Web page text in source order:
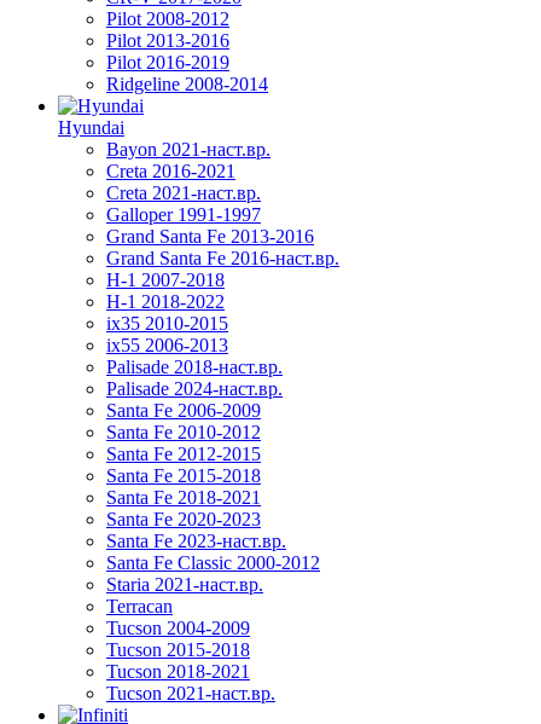
Pilot 2008-2012
Pilot 2013-2016
Pilot 2016-2019
Ridgeline 2008-2014
Hyundai
Bayon 2021-наст.вр.
Creta 2016-2021
Creta 2021-наст.вр.
Galloper 1991-1997
Grand Santa Fe 2013-2016
Grand Santa Fe 2016-наст.вр.
H-1 2007-2018
H-1 2018-2022
ix35 2010-2015
ix55 2006-2013
Palisade 2018-наст.вр.
Palisade 2024-наст.вр.
Santa Fe 2006-2009
Santa Fe 2010-2012
Santa Fe 2012-2015
Santa Fe 2015-2018
Santa Fe 2018-2021
Santa Fe 2020-2023
Santa Fe 2023-наст.вр.
Santa Fe Classic 2000-2012
Staria 2021-наст.вр.
Terracan
Tucson 2004-2009
Tucson 2015-2018
Tucson 2018-2021
Tucson 2021-наст.вр.